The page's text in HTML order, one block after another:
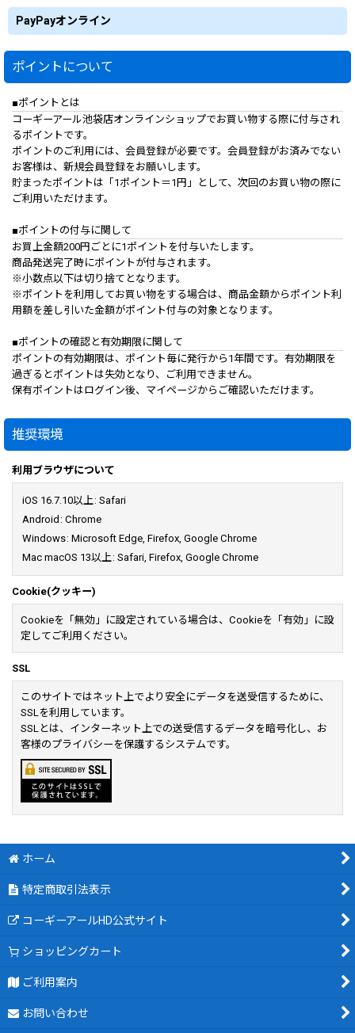
PayPayオンライン
ポイントについて
■ポイントとは
コーギーアール池袋店オンラインショップでお買い物する際に付与され
るポイントです。
ポイントのご利用には、会員登録が必要です。会員登録がお済みでない
お客様は、新規会員登録をお願いします。
貯まったポイントは「1ポイント＝1円」として、次回のお買い物の際に
ご利用いただけます。
■ポイントの付与に関して
お買上金額200円ごとに1ポイントを付与いたします。
商品発送完了時にポイントが付与されます。
※小数点以下は切り捨てとなります。
※ポイントを利用してお買い物をする場合は、商品金額からポイント利
用額を差し引いた金額がポイント付与の対象となります。
■ポイントの確認と有効期限に関して
ポイントの有効期限は、ポイント毎に発行から1年間です。有効期限を
過ぎるとポイントは失効となり、ご利用できません。
保有ポイントはログイン後、マイページからご確認いただけます。
推奨環境
利用ブラウザについて
iOS 16.7.10以上: Safari
Android : Chrome
Windows: Microsoft Edge, Firefox, Google Chrome
Mac macOS 13以上: Safari, Firefox, Google Chrome
Cookie(クッキー)
Cookieを「無効」に設定されている場合は、Cookieを「有効」に設
定してご利用ください。
SSL
このサイトではネット上でより安全にデータを送受信するために、
SSLを利用しています。
SSLとは、インターネット上での送受信するデータを暗号化し、お
客様のプライバシーを保護するシステムです。
ホーム
特定商取引法表示
コーギーアールHD公式サイト
ショッピングカート
ご利用案内
お問い合わせ